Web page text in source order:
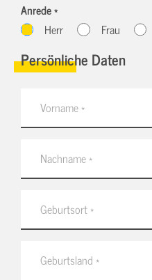
Anrede *
Herr
Frau
Persönliche Daten